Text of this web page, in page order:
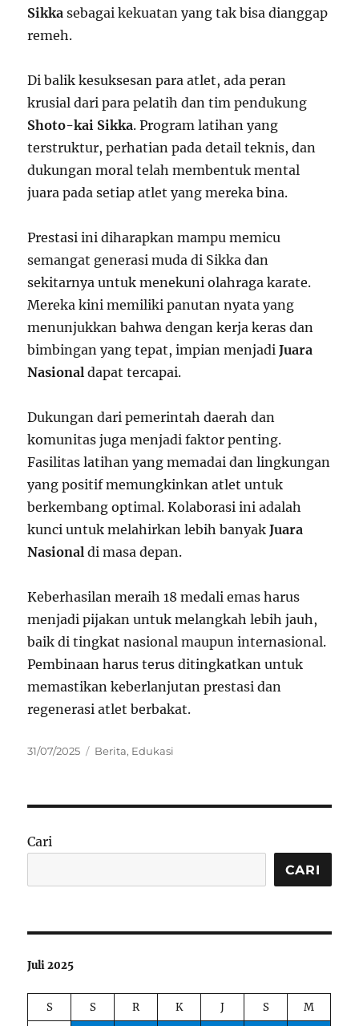
Sikka sebagai kekuatan yang tak bisa dianggap
remeh.
Di balik kesuksesan para atlet, ada peran
krusial dari para pelatih dan tim pendukung
Shoto-kai Sikka. Program latihan yang
terstruktur, perhatian pada detail teknis, dan
dukungan moral telah membentuk mental
juara pada setiap atlet yang mereka bina.
Prestasi ini diharapkan mampu memicu
semangat generasi muda di Sikka dan
sekitarnya untuk menekuni olahraga karate.
Mereka kini memiliki panutan nyata yang
menunjukkan bahwa dengan kerja keras dan
bimbingan yang tepat, impian menjadiJuara
Nasional dapat tercapai.
Dukungan dari pemerintah daerah dan
komunitas juga menjadi faktor penting.
Fasilitas latihan yang memadai dan lingkungan
yang positif memungkinkan atlet untuk
berkembang optimal. Kolaborasi ini adalah
kunci untuk melahirkan lebih banyakJuara
Nasional di masa depan.
Keberhasilan meraih 18 medali emas harus
menjadi pijakan untuk melangkah lebih jauh,
baik di tingkat nasional maupun internasional.
Pembinaan harus terus ditingkatkan untuk
memastikan keberlanjutan prestasi dan
regenerasi atlet berbakat.
Posted
31/07/2025 Categories
Berita, Edukasi
Cari
CARI
Juli 2025
S S R K J S
M